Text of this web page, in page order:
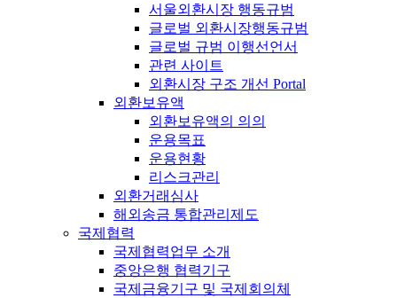
서울외환시장 행동규범
글로벌 외환시장행동규범
글로벌 규범 이행선언서
관련 사이트
외환시장 구조 개선 Portal
외환보유액
외환보유액의 의의
운용목표
운용현황
리스크관리
외환거래심사
해외송금 통합관리제도
국제협력
국제협력업무 소개
중앙은행 협력기구
국제금융기구 및 국제회의체